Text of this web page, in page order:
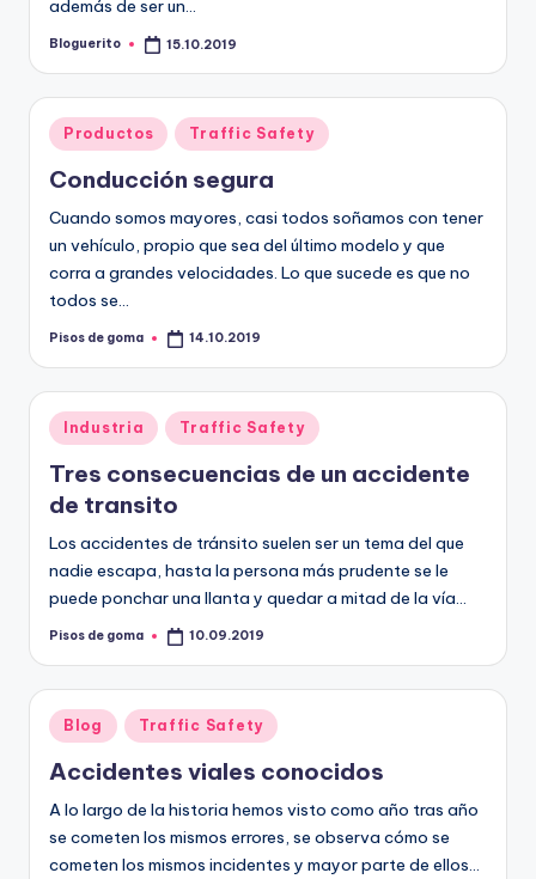
además de ser un…
Publicado
Bloguerito 15.10.2019
Publicado
en
Productos Traffic Safety
Conducción segura
Cuando somos mayores, casi todos soñamos con tener
un vehículo, propio que sea del último modelo y que
corra a grandes velocidades. Lo que sucede es que no
todos se…
Publicado
Pisos de goma 14.10.2019
Publicado
en
Industria Traffic Safety
Tres consecuencias de un accidente
de transito
Los accidentes de tránsito suelen ser un tema del que
nadie escapa, hasta la persona más prudente se le
puede ponchar una llanta y quedar a mitad de la vía…
Publicado
Pisos de goma 10.09.2019
Publicado
en
Blog Traffic Safety
Accidentes viales conocidos
A lo largo de la historia hemos visto como año tras año
se cometen los mismos errores, se observa cómo se
cometen los mismos incidentes y mayor parte de ellos…